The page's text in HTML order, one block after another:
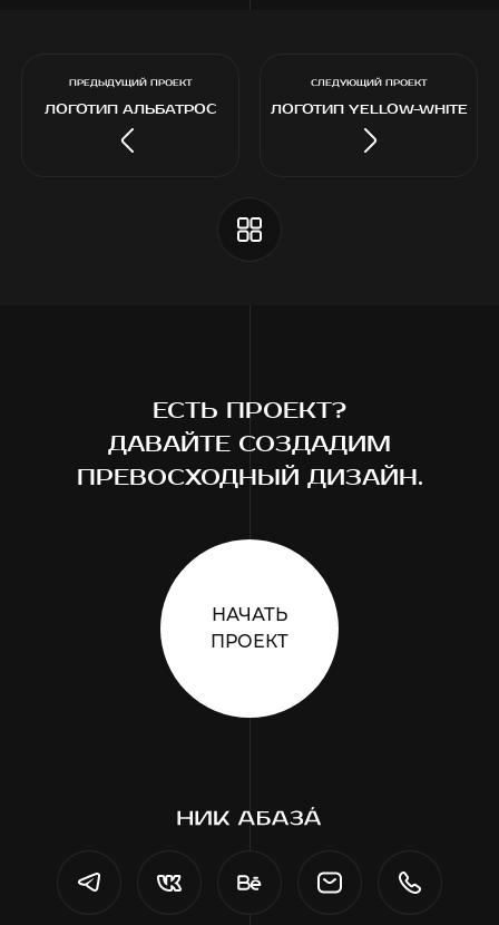
ПРЕДЫДУЩИЙ ПРОЕКТ
ЛОГОТИП АЛЬБАТРОС
РАЗРАБОТКА
СЛЕДУЮЩИЙ ПРОЕКТ
ЛОГОТИП YELLOW-WHITE
ЕСТЬ ПРОЕКТ?
ДАВАЙТЕ СОЗДАДИМ
ПРЕВОСХОДНЫЙ ДИЗАЙН.
НАЧАТЬ
ПРОЕКТ
ТелеграмВКонтактеBehance Почта Телефон